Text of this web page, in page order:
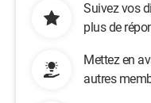
Suivez vos
plus de
Mettez en
autres